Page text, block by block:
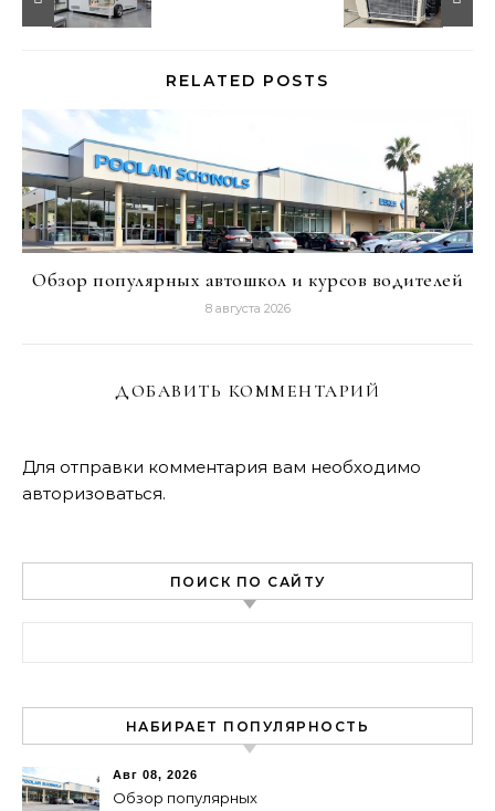
RELATED POSTS
Обзор популярных автошкол и курсов водителей
8 августа 2026
ДОБАВИТЬ КОММЕНТАРИЙ
Для отправки комментария вам необходимо
авторизоваться.
ПОИСК ПО САЙТУ
НАБИРАЕТ ПОПУЛЯРНОСТЬ
Авг 08, 2026
Обзор популярных